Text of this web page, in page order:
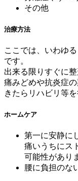
その他
治療方法
ここでは、いわゆ
です。
出来る限りすぐに
痛みどめや抗炎症
きたらリハビリ等を
ホームケア
第一に安静に
痛いうちにス
可能性があり
腰に負担のな